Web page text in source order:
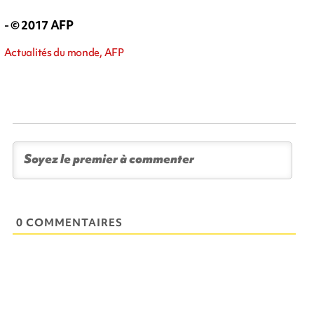
- © 2017 AFP
Actualités du monde, AFP
0 COMMENTAIRES